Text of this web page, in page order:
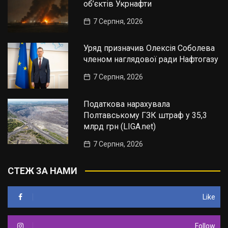
об’єктів Укрнафти
7 Серпня, 2026
Уряд призначив Олексія Соболева
членом наглядової ради Нафтогазу
7 Серпня, 2026
Податкова нарахувала
Полтавському ГЗК штраф у 35,3
млрд грн (LIGA.net)
7 Серпня, 2026
СТЕЖ ЗА НАМИ
Like
Follow